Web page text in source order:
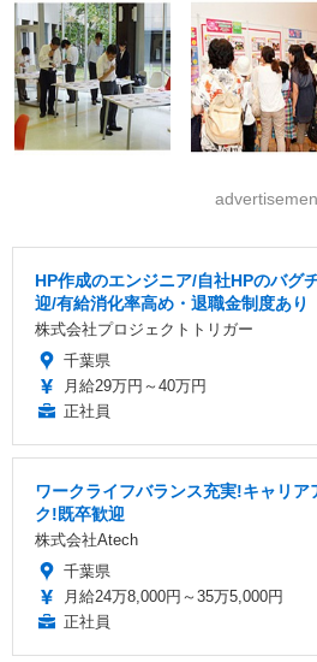
HP作成のエンジニア/自社HPのバグ
迎/有給消化率高め・退職金制度あり
株式会社プロジェクトトリガー
千葉県
月給29万円～40万円
正社員
ワークライフバランス充実!キャリア
ク!既卒歓迎
株式会社Atech
千葉県
月給24万8,000円～35万5,000円
正社員